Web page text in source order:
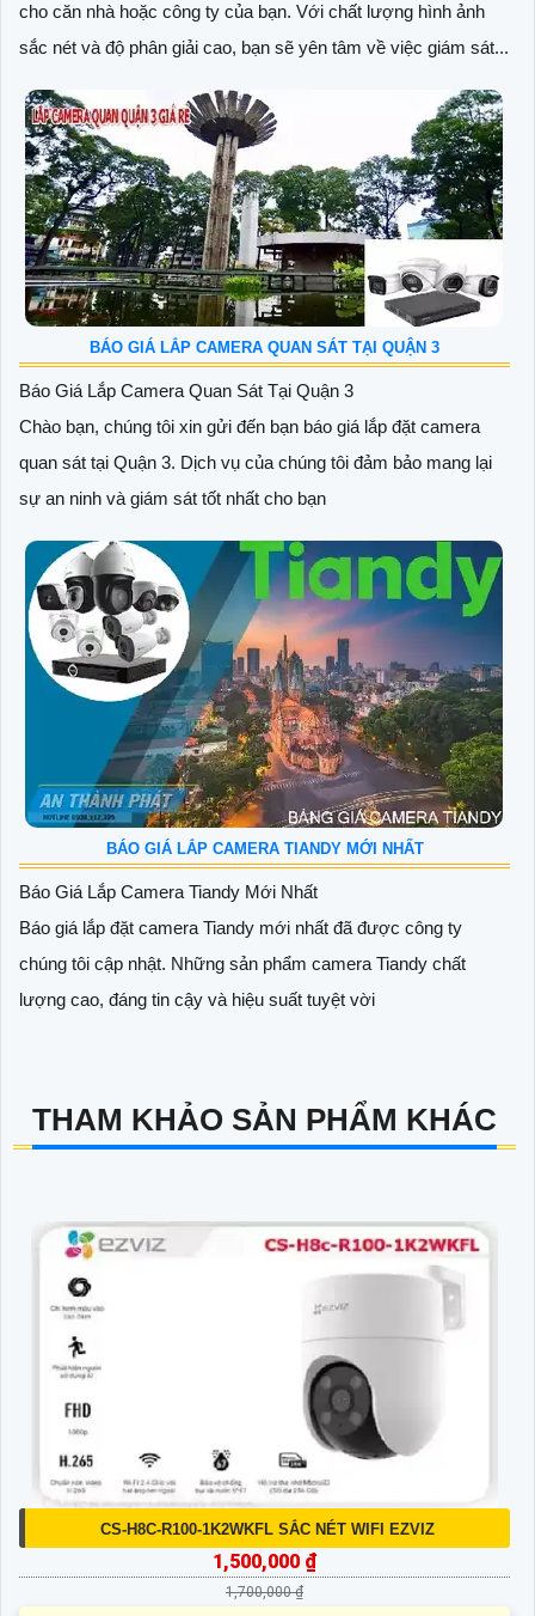
cho căn nhà hoặc công ty của bạn. Với chất lượng hình ảnh
sắc nét và độ phân giải cao, bạn sẽ yên tâm về việc giám sát...
BÁO GIÁ LẮP CAMERA QUAN SÁT TẠI QUẬN 3
Báo Giá Lắp Camera Quan Sát Tại Quận 3
Chào bạn, chúng tôi xin gửi đến bạn báo giá lắp đặt camera
quan sát tại Quận 3. Dịch vụ của chúng tôi đảm bảo mang lại
sự an ninh và giám sát tốt nhất cho bạn
BÁO GIÁ LẮP CAMERA TIANDY MỚI NHẤT
Báo Giá Lắp Camera Tiandy Mới Nhất
Báo giá lắp đặt camera Tiandy mới nhất đã được công ty
chúng tôi cập nhật. Những sản phẩm camera Tiandy chất
lượng cao, đáng tin cậy và hiệu suất tuyệt vời
THAM KHẢO SẢN PHẨM KHÁC
CS-H8C-R100-1K2WKFL SẮC NÉT WIFI EZVIZ
1,500,000 ₫
1,700,000 ₫